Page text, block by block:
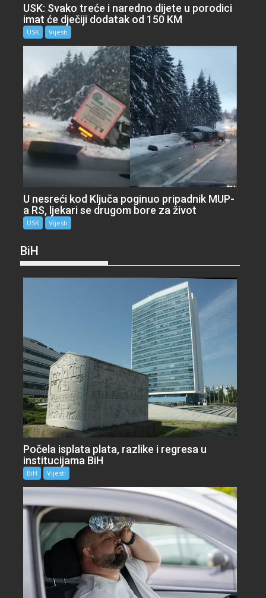
USK: Svako treće i naredno dijete u porodici
imat će dječiji dodatak od 150 KM
USK Vijesti
U nesreći kod Ključa poginuo pripadnik MUP-
a RS, ljekari se drugom bore za život
USK Vijesti
BiH
Počela isplata plata, razlike i regresa u
institucijama BiH
BiH Vijesti